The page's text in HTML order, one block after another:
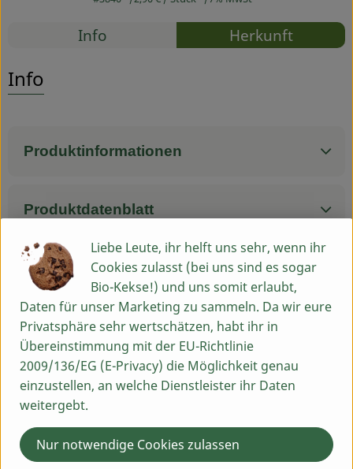
Rezepte
Info Herkunft
Info
Produktinformationen
Produktdatenblatt
Herkunft
Hersteller: Bingenheimer Saatgut
Bingenheimer Saatgut
Liebe Leute, ihr helft uns sehr, wenn ihr
Cookies zulasst (bei uns sind es sogar
Bio-Kekse!) und uns somit erlaubt,
Daten für unser Marketing zu sammeln. Da wir eure
Privatsphäre sehr wertschätzen, habt ihr in
Übereinstimmung mit der EU-Richtlinie
2009/136/EG (E-Privacy) die Möglichkeit genau
einzustellen, an welche Dienstleister ihr Daten
weitergebt.
Nur notwendige Cookies zulassen